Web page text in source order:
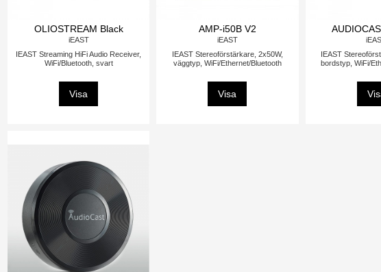
OLIOSTREAM Black
iEAST
IEAST Streaming HiFi Audio Receiver,
WiFi/Bluetooth, svart
Visa
AMP-i50B V2
iEAST
IEAST Stereoförstärkare, 2x50W,
väggtyp, WiFi/Ethernet/Bluetooth
Visa
IEAST
bordstyp, WiFi/